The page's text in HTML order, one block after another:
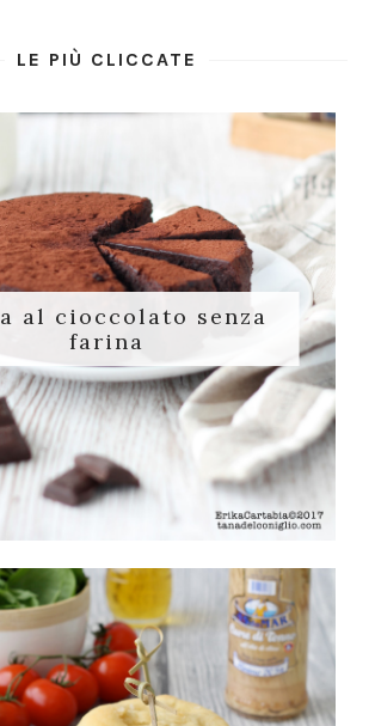
LE PIÙ CLICCATE
al cioccolato senza
farina